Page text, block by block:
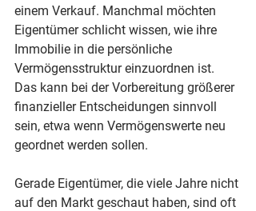
einem Verkauf. Manchmal möchten
Eigentümer schlicht wissen, wie ihre
Immobilie in die persönliche
Vermögensstruktur einzuordnen ist.
Das kann bei der Vorbereitung größerer
finanzieller Entscheidungen sinnvoll
sein, etwa wenn Vermögenswerte neu
geordnet werden sollen.
Gerade Eigentümer, die viele Jahre nicht
auf den Markt geschaut haben, sind oft